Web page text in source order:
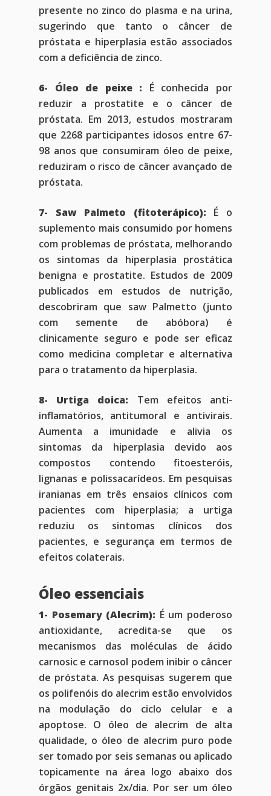
presente no zinco do plasma e na urina,
sugerindo que tanto o câncer de
próstata e hiperplasia estão associados
com a deficiência de zinco.
6- Óleo de peixe : É conhecida por
reduzir a prostatite e o câncer de
próstata. Em 2013, estudos mostraram
que 2268 participantes idosos entre 67-
98 anos que consumiram óleo de peixe,
reduziram o risco de câncer avançado de
próstata.
7- Saw Palmeto (fitoterápico): É o
suplemento mais consumido por homens
com problemas de próstata, melhorando
os sintomas da hiperplasia prostática
benigna e prostatite. Estudos de 2009
publicados em estudos de nutrição,
descobriram que saw Palmetto (junto
com semente de abóbora) é
clinicamente seguro e pode ser eficaz
como medicina completar e alternativa
para o tratamento da hiperplasia.
8- Urtiga doica: Tem efeitos anti-
inflamatórios, antitumoral e antivirais.
Aumenta a imunidade e alivia os
sintomas da hiperplasia devido aos
compostos contendo fitoesteróis,
lignanas e polissacarídeos. Em pesquisas
iranianas em três ensaios clínicos com
pacientes com hiperplasia; a urtiga
reduziu os sintomas clínicos dos
pacientes, e segurança em termos de
efeitos colaterais.
Óleo essenciais
1- Posemary (Alecrim): É um poderoso
antioxidante, acredita-se que os
mecanismos das moléculas de ácido
carnosic e carnosol podem inibir o câncer
de próstata. As pesquisas sugerem que
os polifenóis do alecrim estão envolvidos
na modulação do ciclo celular e a
apoptose. O óleo de alecrim de alta
qualidade, o óleo de alecrim puro pode
ser tomado por seis semanas ou aplicado
topicamente na área logo abaixo dos
órgãos genitais 2x/dia. Por ser um óleo